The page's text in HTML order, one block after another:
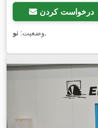
درخواست کردن
وضعیت: نو ,